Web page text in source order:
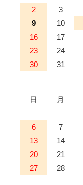
2
3
9
10
16
17
23
24
30
31
日
月
6
7
13
14
20
21
27
28